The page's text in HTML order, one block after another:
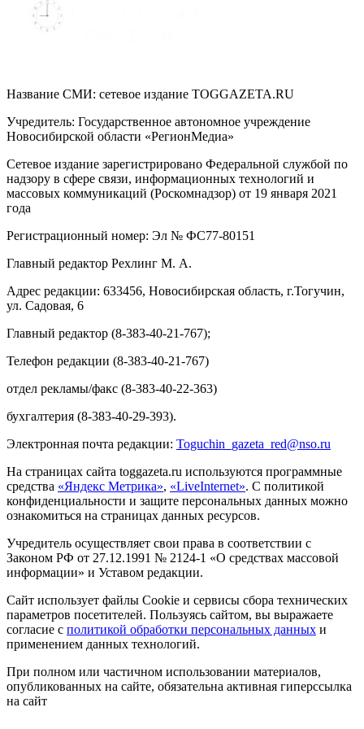
Название СМИ: cетевое издание TOGGAZETA.RU
Учредитель: Государственное автономное учреждение
Новосибирской области «РегионМедиа»
Сетевое издание зарегистрировано Федеральной службой по
надзору в сфере связи, информационных технологий и
массовых коммуникаций (Роскомнадзор) от 19 января 2021
года
Регистрационный номер: Эл № ФС77-80151
Главный редактор Рехлинг М. А.
Адрес редакции: 633456, Новосибирская область, г.Тогучин,
ул. Садовая, 6
Главный редактор (8-383-40-21-767);
Телефон редакции (8-383-40-21-767)
отдел рекламы/факс (8-383-40-22-363)
бухгалтерия (8-383-40-29-393).
Электронная почта редакции: Toguchin gazeta red@nso.ru
На страницах сайта toggazeta.ru используются программные
средства «Яндекс Метрика», «LiveInternet». С политикой
конфиденциальности и защите персональных данных можно
ознакомиться на страницах данных ресурсов.
Учредитель осуществляет свои права в соответствии с
Законом РФ от 27.12.1991 № 2124-1 «О средствах массовой
информации» и Уставом редакции.
Сайт использует файлы Cookie и сервисы сбора технических
параметров посетителей. Пользуясь сайтом, вы выражаете
согласие с политикой обработки персональных данных и
применением данных технологий.
При полном или частичном использовании материалов,
опубликованных на сайте, обязательна активная гиперссылка
на сайт